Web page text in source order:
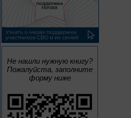
Не нашли нужную книгу?
Пожалуйста, заполните
форму ниже